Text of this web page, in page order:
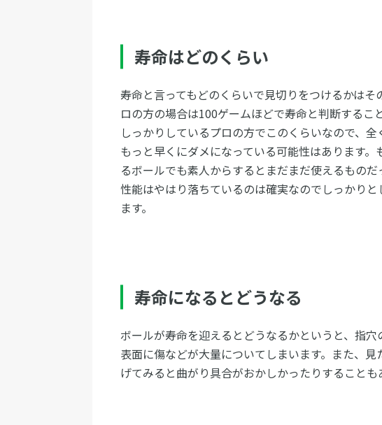
寿命はどのくらい
寿命と言ってもどのくらいで見切りをつけるかは
ロの方の場合は100ゲームほどで寿命と判断するこ
しっかりしているプロの方でこのくらいなので、
もっと早くにダメになっている可能性はあります
るボールでも素人からするとまだまだ使えるもの
性能はやはり落ちているのは確実なのでしっかり
ます。
寿命になるとどうなる
ボールが寿命を迎えるとどうなるかというと、指穴
表面に傷などが大量についてしまいます。また、
げてみると曲がり具合がおかしかったりすることも